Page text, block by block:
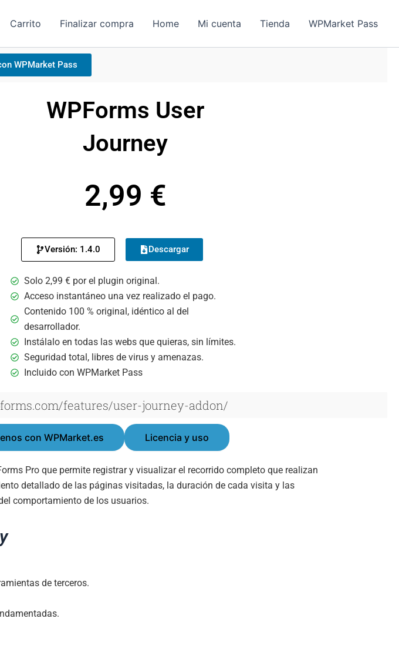
Carrito Finalizar compra Home Mi cuenta Tienda WPMarket Pass
WPMarket Pass
WPForms User
Journey
2,99 €
Descargar
Versión: 1.4.0
Solo 2,99 €por el plugin original.
Acceso instantáneo una vez realizado el pago.
Contenido 100 % original, idéntico al del
desarrollador.
Instálalo en todas las webs que quieras, sin límites.
Seguridad total, libres de virus y amenazas.
Incluido con WPMarket Pass
features/user-journey-addon/
con WPMarket.es Licencia y uso
Pro que permite registrar y visualizar el recorrido completo que realizan
detallado de las páginas visitadas, la duración de cada visita y las
comportamiento de los usuarios.
de terceros.